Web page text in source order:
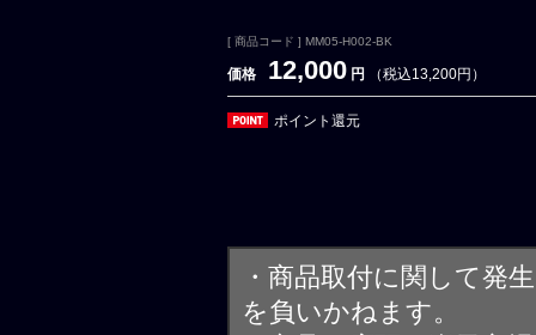
[ 商品コード ] MM05-H002-BK
価格 12,000 円 （税込13,200円）
ポイント還元
・商品取付に関して発
を負いかねます。